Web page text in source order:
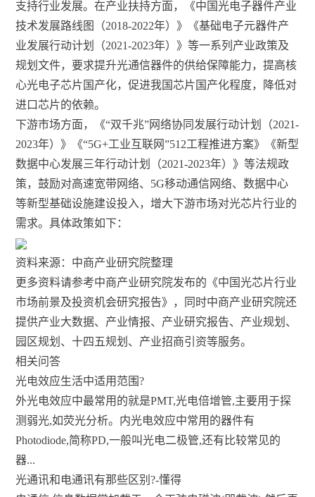
支持行业发展。在产业扶持方面，《中国光电子器件产业
技术发展路线图（2018-2022年）》《基础电子元器件产
业发展行动计划（2021-2023年）》等一系列产业政策及
规划文件，要求提升光通信器件的供给保障能力，提高核
心光电子芯片国产化，促进我国芯片国产化程度，降低对
进口芯片的依赖。
下游市场方面，《“双千兆”网络协同发展行动计划（2021-
2023年）》《“5G+工业互联网”512工程推进方案》《新型
数据中心发展三年行动计划（2021-2023年）》等法规政
策，鼓励对高速宽带网络、5G移动通信网络、数据中心
等新型基础设施建设投入，增大下游市场对光芯片行业的
需求。具体政策如下：
资料来源：中商产业研究院整理
更多资料请参考中商产业研究院发布的《中国光芯片行业
市场前景及投资机会研究报告》，同时中商产业研究院还
提供产业大数据、产业情报、产业研究报告、产业规划、
园区规划、十四五规划、产业招商引资等服务。
相关问答
光电效应生活中适用范围?
外光电效应中最常用的就是PMT,光电倍增管,主要用于探
测弱光,如荧光分析。内光电效应中常用的器件有
Photodiode,简称PD,一般叫光电二极管,还有比较常见的
器...
光通讯和电通讯有那些区别?-懂得